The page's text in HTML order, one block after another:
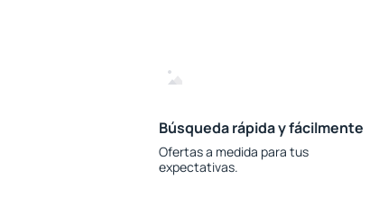
Búsqueda rápida y fácilmente
Ofertas a medida para tus
expectativas.